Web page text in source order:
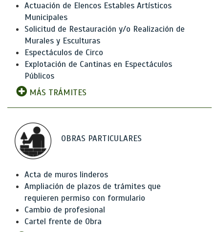
Actuación de Elencos Estables Artísticos
Municipales
Solicitud de Restauración y/o Realización de
Murales y Esculturas
Espectáculos de Circo
Explotación de Cantinas en Espectáculos
Públicos
MÁS TRÁMITES
OBRAS PARTICULARES
Acta de muros linderos
Ampliación de plazos de trámites que
requieren permiso con formulario
Cambio de profesional
Cartel frente de Obra